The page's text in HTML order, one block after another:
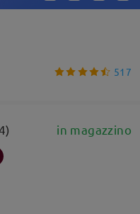
517
in magazzino